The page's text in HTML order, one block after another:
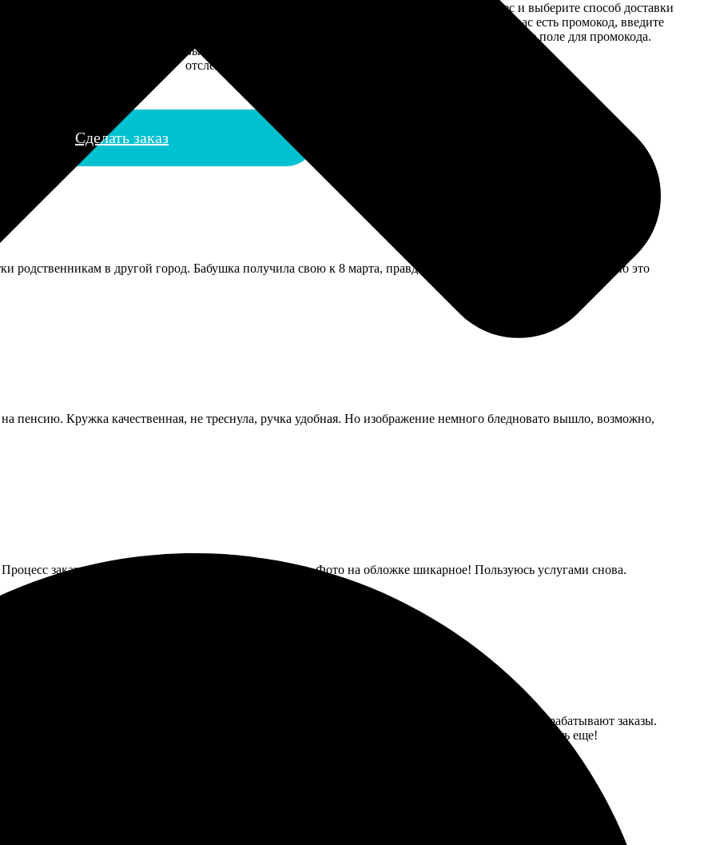
вы получите письмо с трек-номером для
отслеживания.
Введите адрес и выберите способ доставки
заказа. Если у вас есть промокод, введите
его в специальное поле для промокода.
Сделать заказ
родственникам в другой город. Бабушка получила свою к 8 марта, правда, марку на конверте вашу увидела, но это
пенсию. Кружка качественная, не треснула, ручка удобная. Но изображение немного бледновато вышло, возможно,
заказа прост и удобен. Быстрая доставка в срок. Фото на обложке шикарное! Пользуюсь услугами снова.
простый, все онлайн. Загрузила картинки, выбрала формат и количество. Очень быстро обрабатывают заказы.
печати отличное, бумага плотная. У меня остались самые позитивные впечатления. Буду заказывать еще!